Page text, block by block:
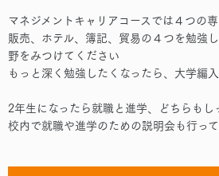
マネジメントキャリアコースでは４つの
販売、ホテル、簿記、貿易の４つを勉強
野をみつけてください
もっと深く勉強したくなったら、大学編
2年生になったら就職と進学、どちらもし
校内で就職や進学のための説明会も行っ